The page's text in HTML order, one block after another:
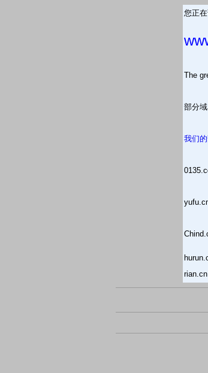
您正
The
部分
我们
rian.cn